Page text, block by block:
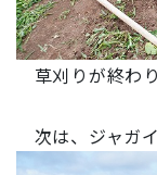
草刈りが終わ
次は、ジャガ